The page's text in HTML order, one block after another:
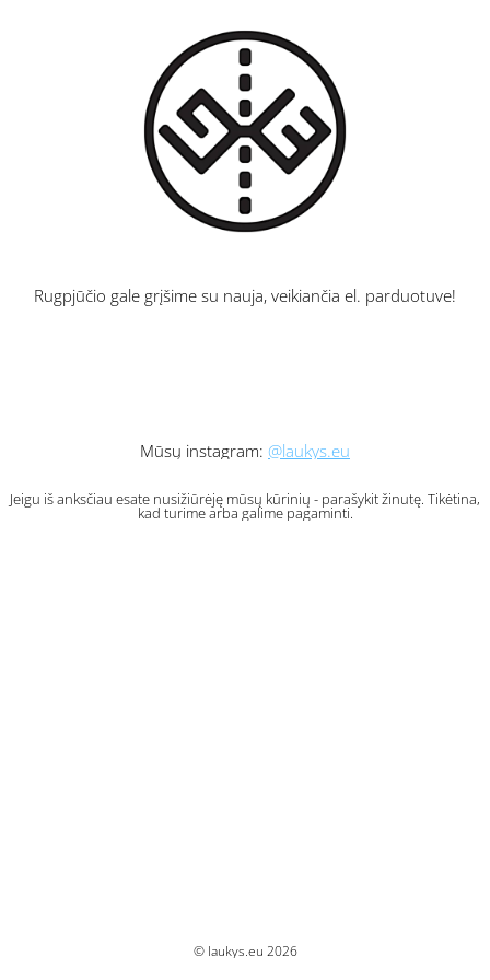
Rugpjūčio gale grįšime su nauja, veikiančia el. parduotuve!
Mūsų instagram: @laukys.eu
Jeigu iš anksčiau esate nusižiūrėję mūsų kūrinių - parašykit žinutę. Tikėtina,
kad turime arba galime pagaminti.
© laukys.eu 2026